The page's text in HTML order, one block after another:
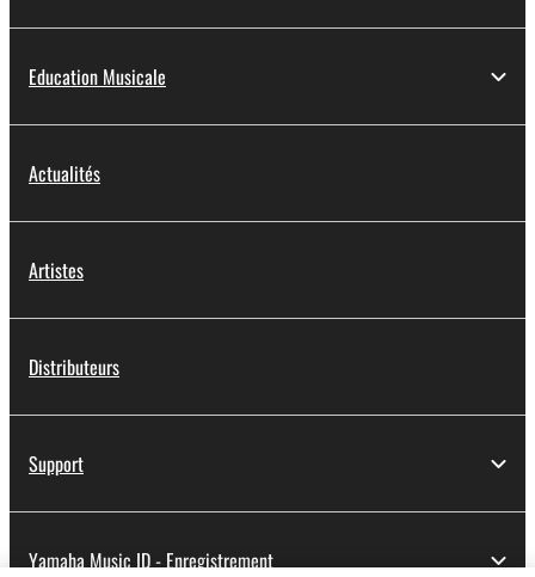
Education Musicale
Actualités
Artistes
Distributeurs
Support
Yamaha Music ID - Enregistrement